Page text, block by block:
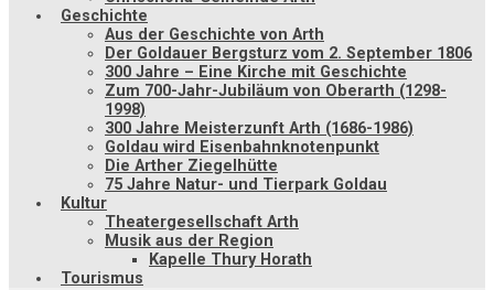
Geschichte
Aus der Geschichte von Arth
Der Goldauer Bergsturz vom 2. September 1806
300 Jahre – Eine Kirche mit Geschichte
Zum 700-Jahr-Jubiläum von Oberarth (1298-
1998)
300 Jahre Meisterzunft Arth (1686-1986)
Goldau wird Eisenbahnknotenpunkt
Die Arther Ziegelhütte
75 Jahre Natur- und Tierpark Goldau
Kultur
Theatergesellschaft Arth
Musik aus der Region
Kapelle Thury Horath
Tourismus